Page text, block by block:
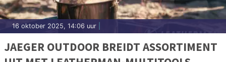
16 oktober 2025, 14:06 uur
JAEGER OUTDOOR BREIDT ASSORTIMENT